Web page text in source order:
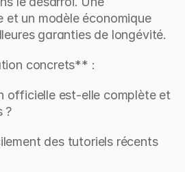
et un modèle économique
garanties de longévité.
concrets** :
officielle est-elle complète et
?
des tutoriels récents